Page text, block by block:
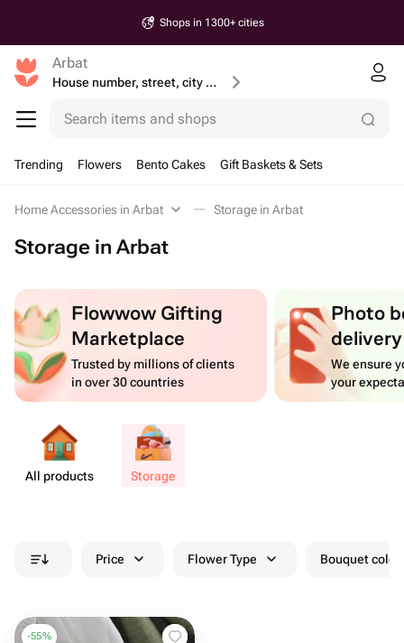
Shops in 1300+ cities
Arbat
House number, street, city or postcode
Search items and shops
Trending Flowers Bento Cakes Gift Baskets & Sets
Home Accessories in Arbat Storage in Arbat
Storage in Arbat
Flowwow Gifting
Marketplace
Trusted by millions of clients
in over 30 countries
Photo
delivery
We ensure
your
All products Storage
Price Flower Type Bouquet
-55%